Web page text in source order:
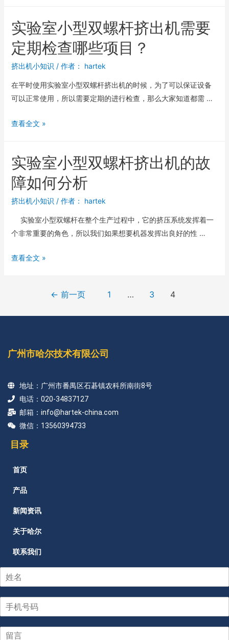
实验室小型双螺杆挤出机需要
定期检查哪些项目？
挤出机小知识 / 作者： hartek
在平时使用实验室小型双螺杆挤出机的时候，为了可以保证设备
可以正常使用，所以需要定期的进行检查，那么大家知道都需 …
查看全文 »
实验室小型双螺杆挤出机的故
障如何分析
挤出机小知识 / 作者： hartek
实验室小型双螺杆在整个生产过程中，它的挤压系统发挥着一
个非常重要的角色，所以我们如果想要机器发挥出良好的性 …
查看全文 »
← 前一页 1 … 3 4
广州市哈尔技术有限公司
地址：广州市番禺区石碁镇农科所南街8号
电话：020-34837127
邮箱：info@hartek-china.com
微信：13560394733
目录
首页
产品
新闻资讯
关于哈尔
联系我们